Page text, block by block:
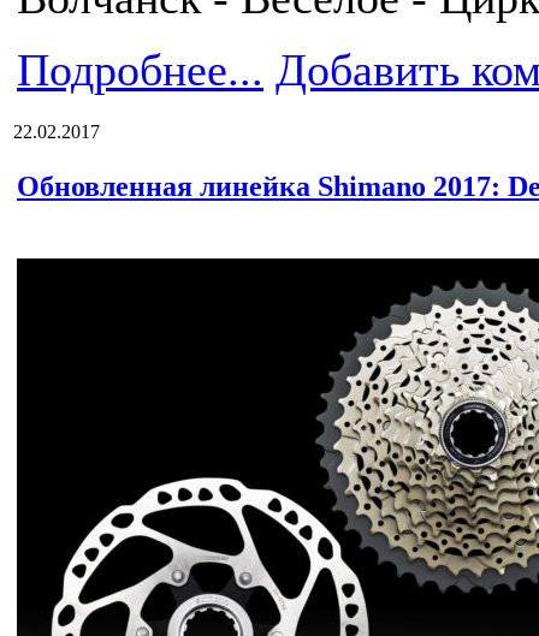
Подробнее... Добавить
22.02.2017
Обновленная линейка Shimano 2017: